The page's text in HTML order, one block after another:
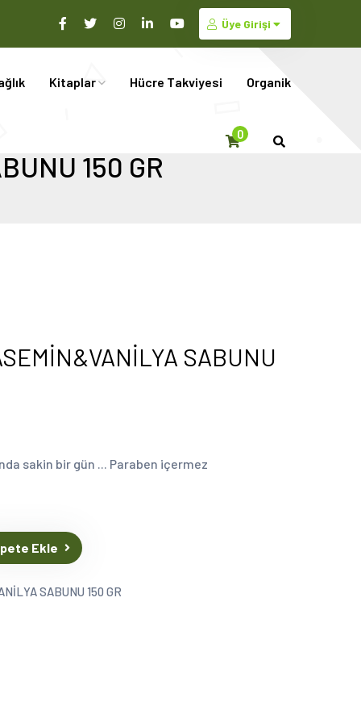
Üye Girişi
Kitaplar Hücre Takviyesi Organik
0
150 GR
SABUNU
sakin bir gün ... Paraben içermez
Ekle
SABUNU 150 GR